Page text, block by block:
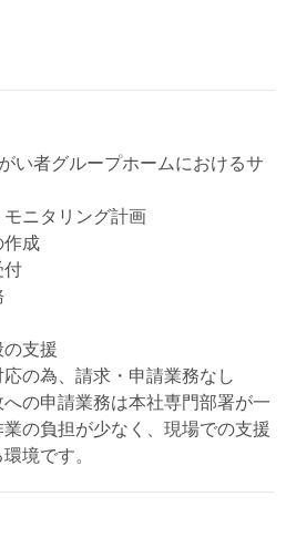
い者グループホームにおけるサ
モニタリング計画
作成
付
の支援
の為、請求・申請業務なし
の申請業務は本社専門部署が一
の負担が少なく、現場での支援
境です。